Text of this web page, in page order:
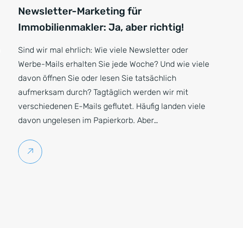
Newsletter-Marketing für
Immobilienmakler: Ja, aber richtig!
Sind wir mal ehrlich: Wie viele Newsletter oder
Werbe-Mails erhalten Sie jede Woche? Und wie viele
davon öffnen Sie oder lesen Sie tatsächlich
aufmerksam durch? Tagtäglich werden wir mit
verschiedenen E-Mails geflutet. Häufig landen viele
davon ungelesen im Papierkorb. Aber…
Weiterlesen